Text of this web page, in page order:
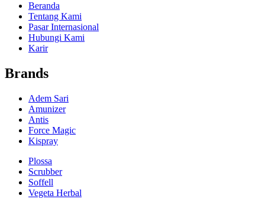
Beranda
Tentang Kami
Pasar Internasional
Hubungi Kami
Karir
Brands
Adem Sari
Amunizer
Antis
Force Magic
Kispray
Plossa
Scrubber
Soffell
Vegeta Herbal